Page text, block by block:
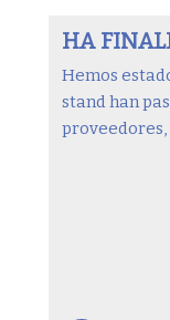
HA
Hemos
stand han
proveedores,